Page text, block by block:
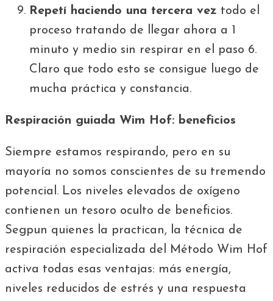
Repetí haciendo una tercera vez todo el
proceso tratando de llegar ahora a 1
minuto y medio sin respirar en el paso 6.
Claro que todo esto se consigue luego de
mucha práctica y constancia.
Respiración guiada Wim Hof: beneficios
Siempre estamos respirando, pero en su
mayoría no somos conscientes de su tremendo
potencial. Los niveles elevados de oxígeno
contienen un tesoro oculto de beneficios.
Segpun quienes la practican, la técnica de
respiración especializada del Método Wim Hof
activa todas esas ventajas: más energía,
niveles reducidos de estrés y una respuesta